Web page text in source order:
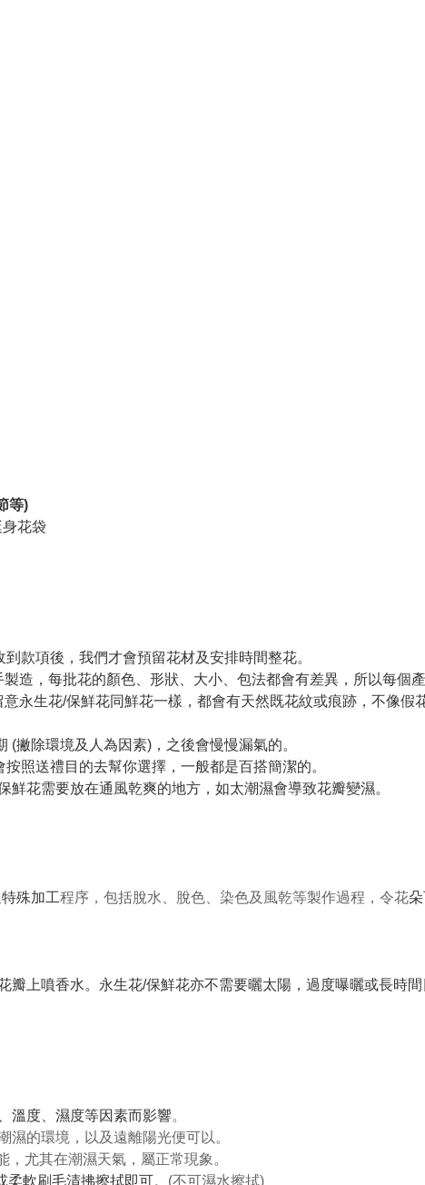
等)
花袋
款項後，我們才會預留花材及安排時間整花。
造，每批花的顏色、形狀、大小、包法都會有差異，所以每個
永生花/保鮮花同鮮花一樣，都會有天然既花紋或痕跡，不像假
撇除環境及人為因素)，之後會慢慢漏氣的。
照送禮目的去幫你選擇，一般都是百搭簡潔的。
花需要放在通風乾爽的地方，如太潮濕會導致花瓣變濕。
殊加工程序，包括脫水、脫色、染色及風乾等製作過程，令花
瓣上噴香水。永生花/保鮮花亦不需要曬太陽，過度曝曬或長時間
溫度、濕度等因素而影響。
濕的環境，以及遠離陽光便可以。
尤其在潮濕天氣，屬正常現象。
柔軟刷毛清拂擦拭即可。(不可濕水擦拭)